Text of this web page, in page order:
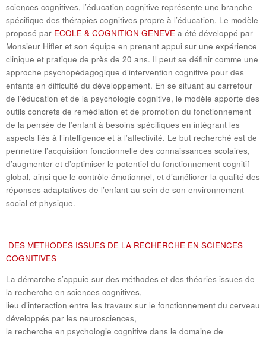
sciences cognitives, l’éducation cognitive représente une branche
spécifique des thérapies cognitives propre à l’éducation. Le modèle
proposé par ECOLE & COGNITION GENEVE a été développé par
Monsieur Hifler et son équipe en prenant appui sur une expérience
clinique et pratique de près de 20 ans. Il peut se définir comme une
approche psychopédagogique d’intervention cognitive pour des
enfants en difficulté du développement. En se situant au carrefour
de l’éducation et de la psychologie cognitive, le modèle apporte des
outils concrets de remédiation et de promotion du fonctionnement
de la pensée de l’enfant à besoins spécifiques en intégrant les
aspects liés à l’intelligence et à l’affectivité. Le but recherché est de
permettre l’acquisition fonctionnelle des connaissances scolaires,
d’augmenter et d’optimiser le potentiel du fonctionnement cognitif
global, ainsi que le contrôle émotionnel, et d’améliorer la qualité des
réponses adaptatives de l’enfant au sein de son environnement
social et physique.
DES METHODES ISSUES DE LA RECHERCHE EN SCIENCES
COGNITIVES
La démarche s’appuie sur des méthodes et des théories issues de
la recherche en sciences cognitives,
lieu d’interaction entre les travaux sur le fonctionnement du cerveau
développés par les neurosciences,
la recherche en psychologie cognitive dans le domaine de